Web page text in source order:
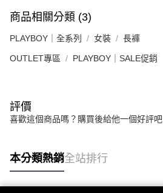
商品相關分類 (3)
PLAYBOY｜全系列 女裝 長褲
OUTLET專區 PLAYBOY｜SALE促銷
評價
喜歡這個商品嗎？購買後給他一個好評吧
本分類熱銷全站排行